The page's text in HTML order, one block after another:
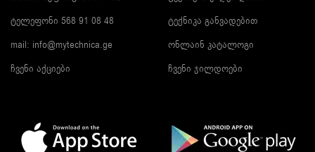
ტელეფონი 568 91 08 48
mail: info@mytechnica.ge
ჩვენი აქციები
ტექნიკა განვადებით
ონლაინ კატალოგი
ჩვენი ჯილდოები